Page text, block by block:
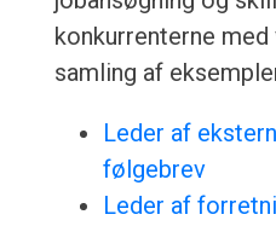
konkurrenterne
samling af
Leder af
følgebrev
Leder af